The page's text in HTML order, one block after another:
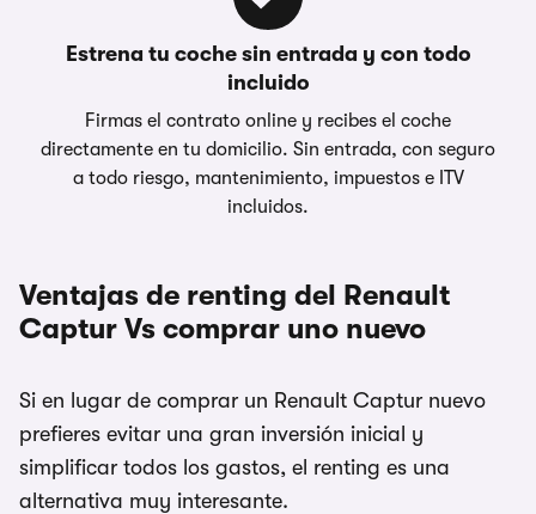
Estrena tu coche sin entrada y con todo
incluido
Firmas el contrato online y recibes el coche
directamente en tu domicilio. Sin entrada, con seguro
a todo riesgo, mantenimiento, impuestos e ITV
incluidos.
Ventajas de renting del Renault
Captur Vs comprar uno nuevo
Si en lugar de comprar un Renault Captur nuevo
prefieres evitar una gran inversión inicial y
simplificar todos los gastos, el renting es una
alternativa muy interesante.